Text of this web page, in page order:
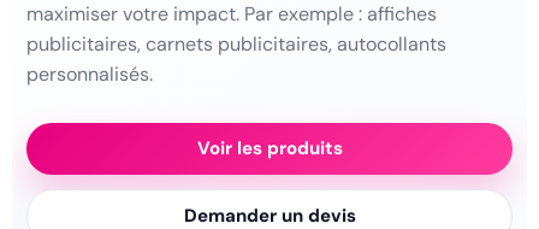
maximiser votre impact. Par exemple : affiches
publicitaires, carnets publicitaires, autocollants
personnalisés.
Voir les produits
Demander un devis